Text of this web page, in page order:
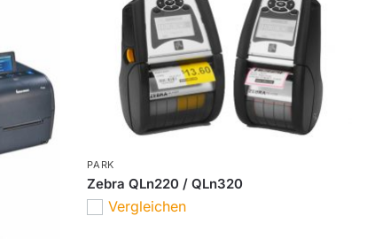
PARK
Zebra QLn220 / QLn320
Vergleichen